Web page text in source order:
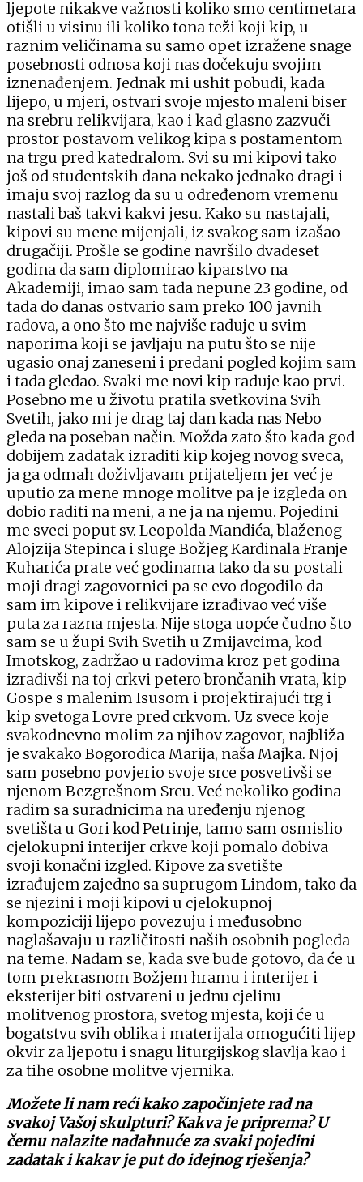
ljepote nikakve važnosti koliko smo centimetara
otišli u visinu ili koliko tona teži koji kip, u
raznim veličinama su samo opet izražene snage
posebnosti odnosa koji nas dočekuju svojim
iznenađenjem. Jednak mi ushit pobudi, kada
lijepo, u mjeri, ostvari svoje mjesto maleni biser
na srebru relikvijara, kao i kad glasno zazvuči
prostor postavom velikog kipa s postamentom
na trgu pred katedralom. Svi su mi kipovi tako
još od studentskih dana nekako jednako dragi i
imaju svoj razlog da su u određenom vremenu
nastali baš takvi kakvi jesu. Kako su nastajali,
kipovi su mene mijenjali, iz svakog sam izašao
drugačiji. Prošle se godine navršilo dvadeset
godina da sam diplomirao kiparstvo na
Akademiji, imao sam tada nepune 23 godine, od
tada do danas ostvario sam preko 100 javnih
radova, a ono što me najviše raduje u svim
naporima koji se javljaju na putu što se nije
ugasio onaj zaneseni i predani pogled kojim sam
i tada gledao. Svaki me novi kip raduje kao prvi.
Posebno me u životu pratila svetkovina Svih
Svetih, jako mi je drag taj dan kada nas Nebo
gleda na poseban način. Možda zato što kada god
dobijem zadatak izraditi kip kojeg novog sveca,
ja ga odmah doživljavam prijateljem jer već je
uputio za mene mnoge molitve pa je izgleda on
dobio raditi na meni, a ne ja na njemu. Pojedini
me sveci poput sv. Leopolda Mandića, blaženog
Alojzija Stepinca i sluge Božjeg Kardinala Franje
Kuharića prate već godinama tako da su postali
moji dragi zagovornici pa se evo dogodilo da
sam im kipove i relikvijare izrađivao već više
puta za razna mjesta. Nije stoga uopće čudno što
sam se u župi Svih Svetih u Zmijavcima, kod
Imotskog, zadržao u radovima kroz pet godina
izradivši na toj crkvi petero brončanih vrata, kip
Gospe s malenim Isusom i projektirajući trg i
kip svetoga Lovre pred crkvom. Uz svece koje
svakodnevno molim za njihov zagovor, najbliža
je svakako Bogorodica Marija, naša Majka. Njoj
sam posebno povjerio svoje srce posvetivši se
njenom Bezgrešnom Srcu. Već nekoliko godina
radim sa suradnicima na uređenju njenog
svetišta u Gori kod Petrinje, tamo sam osmislio
cjelokupni interijer crkve koji pomalo dobiva
svoji konačni izgled. Kipove za svetište
izrađujem zajedno sa suprugom Lindom, tako da
se njezini i moji kipovi u cjelokupnoj
kompoziciji lijepo povezuju i međusobno
naglašavaju u različitosti naših osobnih pogleda
na teme. Nadam se, kada sve bude gotovo, da će u
tom prekrasnom Božjem hramu i interijer i
eksterijer biti ostvareni u jednu cjelinu
molitvenog prostora, svetog mjesta, koji će u
bogatstvu svih oblika i materijala omogućiti lijep
okvir za ljepotu i snagu liturgijskog slavlja kao i
za tihe osobne molitve vjernika.
Možete li nam reći kako započinjete rad na
svakoj Vašoj skulpturi? Kakva je priprema? U
čemu nalazite nadahnuće za svaki pojedini
zadatak i kakav je put do idejnog rješenja?